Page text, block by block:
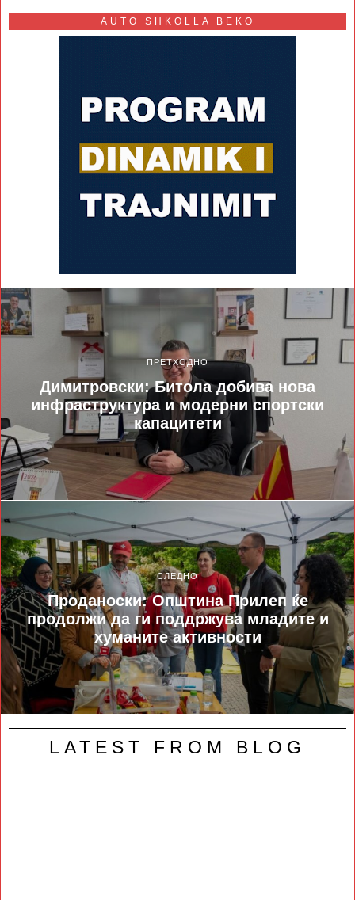
AUTO SHKOLLA BEKO
ПРЕТХОДНО
Димитровски: Битола добива нова
инфраструктура и модерни спортски
капацитети
СЛЕДНО
Проданоски: Општина Прилеп ќе
продолжи да ги поддржува младите и
хуманите активности
LATEST FROM BLOG